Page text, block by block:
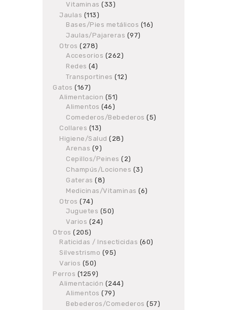
Vitaminas 3333
Jaulas 113113
products
Bases/Pies metálicos 1616
Jaulas/Pajareras 9797
Otros 278278
products
Accesorios 262262
Redes 44
products
Transportines 1212
Gatos 167167
products
Alimentacion 5151
Alimentos 4646
products
Comederos/Bebederos 55
Collares 1313
products
Higiene/Salud 2828
Arenas 99
products
Cepillos/Peines 22
products
Champús/Lociones 33
Gateras 88
products
Medicinas/Vitaminas 66
Otros 7474
products
Juguetes 5050
Varios 2424
Otros 205205
products
Raticidas / Insecticidas 6060
Silvestrismo 9595
Varios 5050
products
Perros 12591259
products
Alimentación 244244
Alimentos 7979
products
Bebederos/Comederos 5757